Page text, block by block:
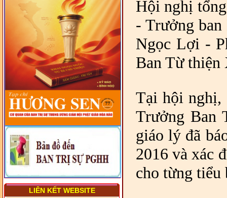
- LỚP TẬP HUẤN LỊCH SỬ,
PHÁP LUẬT VIỆT NAM VÀ
HIẾN CHƯƠNG GIÁO HỘI
PGHH NHIỆM KỲ VI (2024-
2029) CHO TRỊ SỰ VIÊN
TRUNG ƯƠNG, BAN ĐẠI
DIỆN TỈNH VÀ GIÁO LÝ
VIÊN - CHUYÊN ĐỀ: SỰ RA
ĐỜI, BẢN CHẤT, CHỨC
NĂNG VÀ HÌNH THỨC CỦA
NƯỚC CHXHCN VIỆT NAM
LIÊN KẾT WEBSITE
Hội nghị
- Trưởng
Ngọc Lợi -
Ban Từ thiện
Tại hội nghị,
Trưởng Ban
giáo lý đã
2016 và xác
cho từng tiểu